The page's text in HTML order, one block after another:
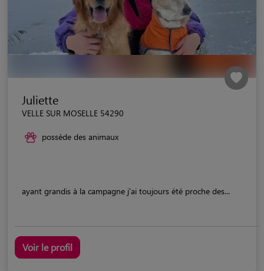
Juliette
VELLE SUR MOSELLE 54290
possède des animaux
ayant grandis à la campagne j'ai toujours été proche des...
Voir le profil